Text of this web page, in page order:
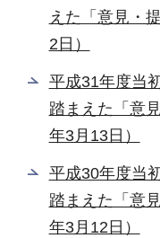
えた「意見・
2日）
平成31年度当
踏まえた「意
年3月13日）
平成30年度当
踏まえた「意
年3月12日）